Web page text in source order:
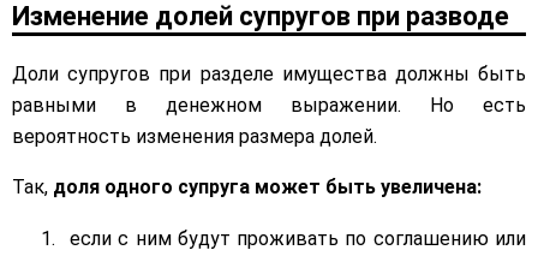
Изменение долей супругов при разводе
Доли супругов при разделе имущества должны быть
равными в денежном выражении. Но есть
вероятность изменения размера долей.
Так, доля одного супруга может быть увеличена:
если с ним будут проживать по соглашению или